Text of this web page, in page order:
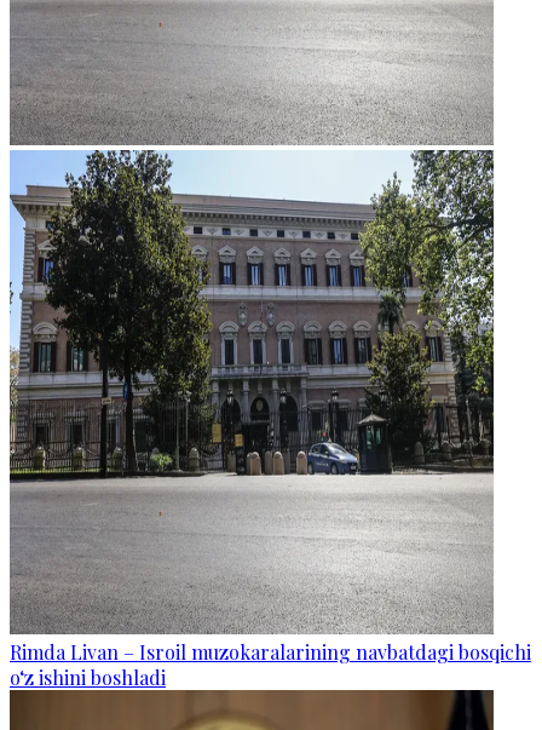
Rimda Livan – Isroil muzokaralarining navbatdagi bosqichi
o‘z ishini boshladi